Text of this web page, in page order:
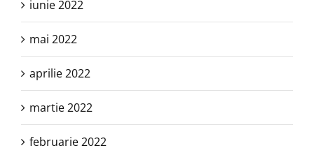
iunie 2022
mai 2022
aprilie 2022
martie 2022
februarie 2022